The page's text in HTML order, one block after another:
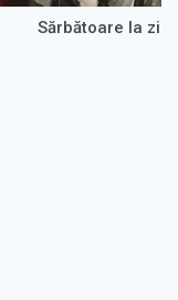
Sărbătoare la zi